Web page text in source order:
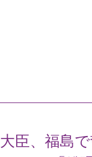
臣、福島